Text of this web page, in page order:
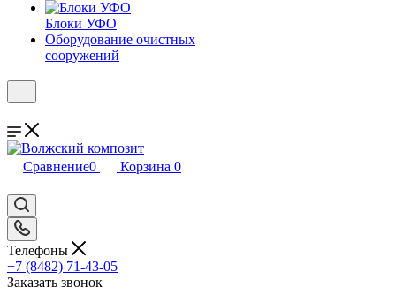
Блоки УФО
Оборудование очистных
сооружений
Сравнение0 Корзина 0
Телефоны
+7 (8482) 71-43-05
Заказать звонок